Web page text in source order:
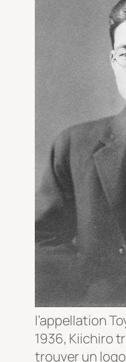
l’appellation
1936, Kiichiro
trouver un